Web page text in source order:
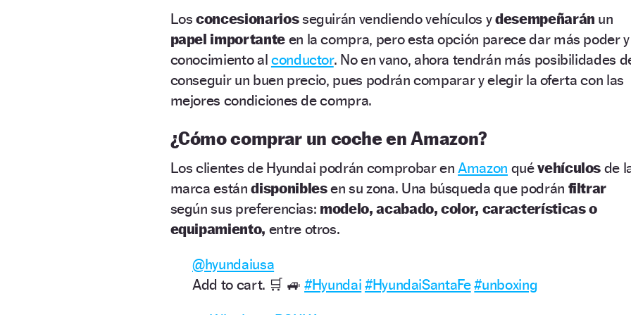
Losconcesionariosseguirán vendiendo vehículos ydesempeñarán un
papel importanteen la compra, pero esta opción parece dar más poder y
conocimiento al conductor. No en vano, ahora tendrán más posibilidades
conseguir un buen precio, pues podrán comparar y elegir la oferta con las
mejores condiciones de compra.
¿Cómo comprar un coche en Amazon?
Los clientes de Hyundai podrán comprobar en Amazon quévehículos de
marca estándisponiblesen su zona. Una búsqueda que podrán filtrar
según sus preferencias: modelo, acabado, color, características o
equipamiento, entre otros.
@hyundaiusa
Add to cart. 🛒 🚙#Hyundai #HyundaiSantaFe#unboxing